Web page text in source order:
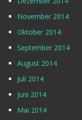
November 2014
Oktober 2014
September 2014
August 2014
Juli 2014
Juni 2014
Mai 2014